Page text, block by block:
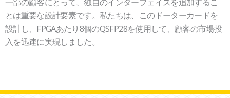
とは重要な設計要素です。私たちは、このドーターカードを
設計し、FPGAあたり8個のQSFP28を使用して、顧客の市場投
入を迅速に実現しました。